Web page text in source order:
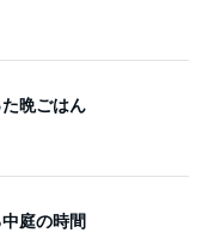
晩ごはん
庭の時間